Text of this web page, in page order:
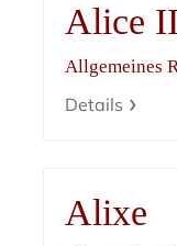
Alice
Allgemeines
Details
Alixe